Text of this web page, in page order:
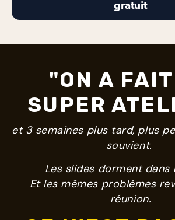
gratuit
"ON A
SUPER
et 3 semaines plus tard, plus
souvient.
Les slides dorment dans
Et les mêmes problèmes
réunion.